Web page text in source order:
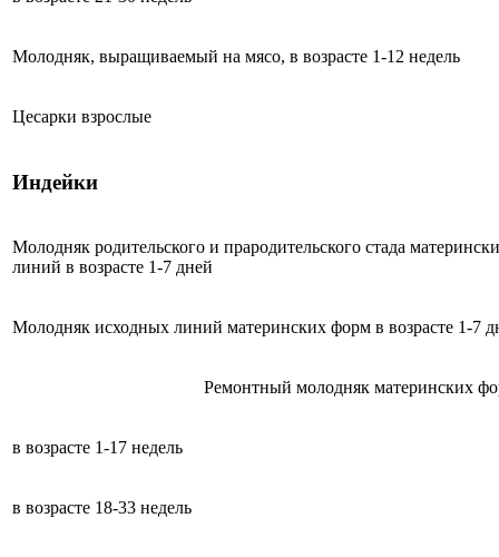
Молодняк, выращиваемый на мясо, в возрасте 1-12 недель
Цесарки взрослые
Индейки
Молодняк родительского и прародительского стада
линий в возрасте 1-7 дней
Молодняк исходных линий материнских форм в возрасте 1-7
Ремонтный молодняк материнских
в возрасте 1-17 недель
в возрасте 18-33 недель